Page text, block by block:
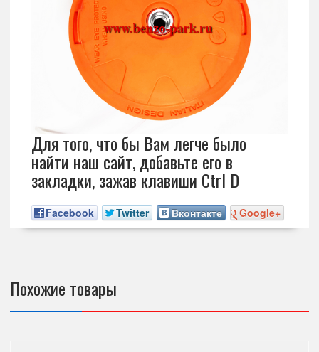
Для того, что бы Вам легче было
найти наш сайт, добавьте его в
закладки, зажав клавиши Ctrl D
Facebook Twitter Вконтакте Google+
Похожие товары